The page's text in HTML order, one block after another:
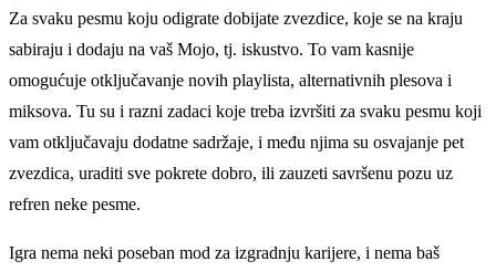
Za svaku pesmu koju odigrate dobijate zvezdice, koje se na kraju
sabiraju i dodaju na vaš Mojo, tj. iskustvo. To vam kasnije
omogućuje otključavanje novih playlista, alternativnih plesova i
miksova. Tu su i razni zadaci koje treba izvršiti za svaku pesmu koji
vam otključavaju dodatne sadržaje, i među njima su osvajanje pet
zvezdica, uraditi sve pokrete dobro, ili zauzeti savršenu pozu uz
refren neke pesme.
Igra nema neki poseban mod za izgradnju karijere, i nema baš